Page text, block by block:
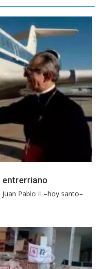
entrerriano
Pablo II –hoy santo–